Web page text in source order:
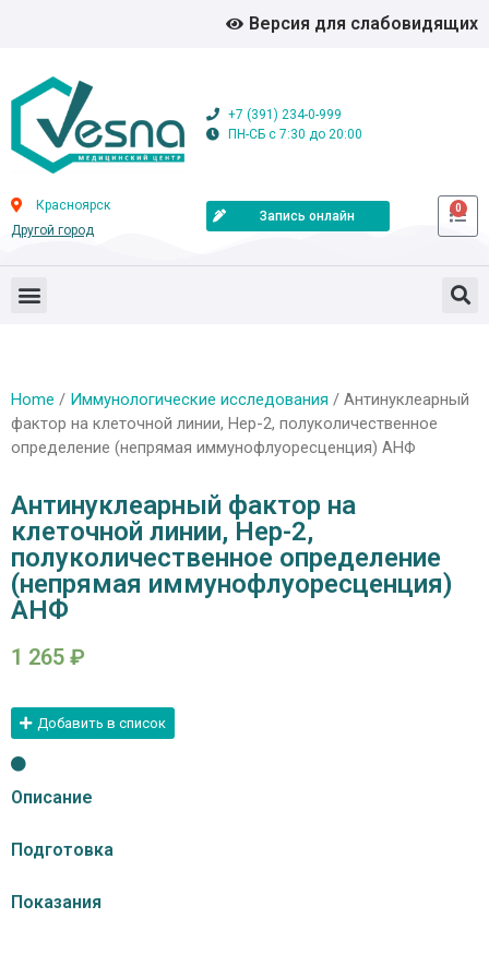
Версия для слабовидящих
+7 (391) 234-0-999
ПН-СБ с 7:30 до 20:00
Красноярск
Другой город
Запись онлайн
0
Home / Иммунологические исследования / Антинуклеарный
фактор на клеточной линии, Нер-2, полуколичественное
определение (непрямая иммунофлуоресценция) АНФ
Антинуклеарный фактор на
клеточной линии, Нер-2,
полуколичественное определение
(непрямая иммунофлуоресценция)
АНФ
1 265 ₽
Добавить в список
Описание
Подготовка
Показания